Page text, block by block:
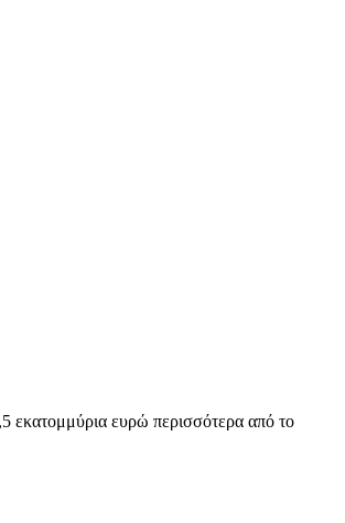
εκατομμύρια ευρώ περισσότερα από το